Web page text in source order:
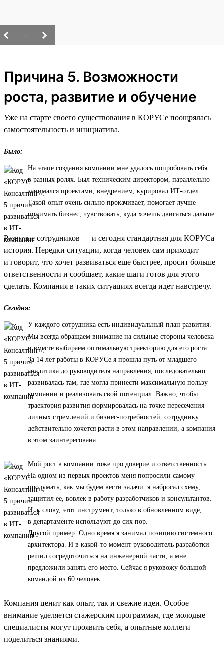
Причина 5. Возможности
роста, развитие и обучение
Уже на старте своего существования в КОРУСе поощрялась
самостоятельность и инициатива.
Было:
На этапе создания компании мне удалось попробовать себя
в разных ролях. Был техническим директором, параллельно
занимался проектами, внедрением, курировал ИТ-отдел.
Такой опыт очень сильно прокачивает, помогает лучше
понимать бизнес, чувствовать, куда хочешь двигаться дальше.
Развитие сотрудников — и сегодня стандартная для КОРУСа
история. Нередки ситуации, когда человек сам приходит
и говорит, что хочет развиваться еще быстрее, просит больше
ответственности и сообщает, какие шаги готов для этого
сделать. Компания в таких ситуациях всегда идет навстречу.
Сегодня:
У каждого сотрудника есть индивидуальный план развития.
Мы всегда обращаем внимание на сильные стороны человека
и вместе выбираем оптимальную траекторию для его роста.
За 14 лет работы в КОРУСе я прошла путь от младшего
аналитика до руководителя направления, последовательно
развивалась там, где могла принести максимальную пользу
компании и реализовать свой потенциал. Важно, чтобы
траектория развития формировалась на точке пересечения
личных стремлений и бизнес-потребностей: сотруднику
действительно хочется расти в этом направлении, а компания
в этом заинтересована.
Мой рост в компании тоже про доверие и ответственность.
На одном из первых проектов меня попросили самому
продумать, как мы будем вести задачи: я набросал схему,
защитил ее, вовлек в работу разработчиков и консультантов.
И, к слову, этот инструмент, только в обновленном виде,
в департаменте используют до сих пор.
Другой пример. Одно время я занимал позицию системного
архитектора. И в какой-то момент руководитель разработки
решил сосредоточиться на инженерной части, а мне
предложили занять его место. Сейчас я руковожу большой
командой из 60 человек.
Компания ценит как опыт, так и свежие идеи. Особое
внимание уделяется стажерским программам, где молодые
специалисты могут проявить себя, а опытные коллеги —
поделиться знаниями.